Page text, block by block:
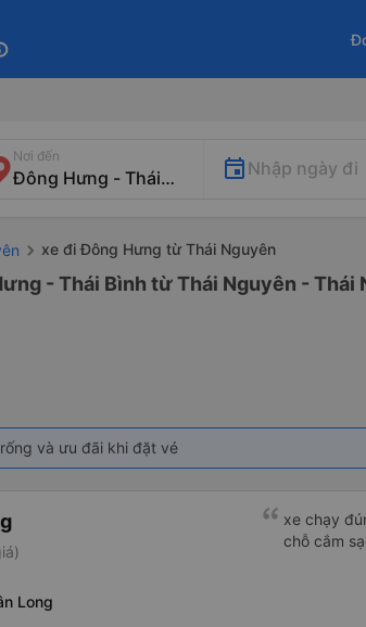
Nơi đến
Nhập ngày đi
xe đi Đông Hưng từ Thái Nguyên
- Thái Bình từ Thái Nguyên -
và ưu đãi khi đặt vé
Long
xe chạy
chỗ cắm